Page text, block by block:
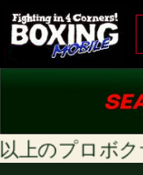
クサーを紹